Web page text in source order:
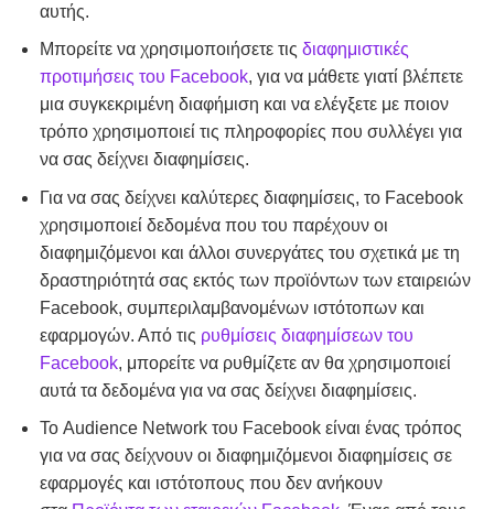
αυτής.
Μπορείτε να χρησιμοποιήσετε τις διαφημιστικές
προτιμήσεις του Facebook, για να μάθετε γιατί βλέπετε
μια συγκεκριμένη διαφήμιση και να ελέγξετε με ποιον
τρόπο χρησιμοποιεί τις πληροφορίες που συλλέγει για
να σας δείχνει διαφημίσεις.
Για να σας δείχνει καλύτερες διαφημίσεις, το Facebook
χρησιμοποιεί δεδομένα που του παρέχουν οι
διαφημιζόμενοι και άλλοι συνεργάτες του σχετικά με τη
δραστηριότητά σας εκτός των προϊόντων των εταιρειών
Facebook, συμπεριλαμβανομένων ιστότοπων και
εφαρμογών. Από τις ρυθμίσεις διαφημίσεων του
Facebook, μπορείτε να ρυθμίζετε αν θα χρησιμοποιεί
αυτά τα δεδομένα για να σας δείχνει διαφημίσεις.
Το Audience Network του Facebook είναι ένας τρόπος
για να σας δείχνουν οι διαφημιζόμενοι διαφημίσεις σε
εφαρμογές και ιστότοπους που δεν ανήκουν